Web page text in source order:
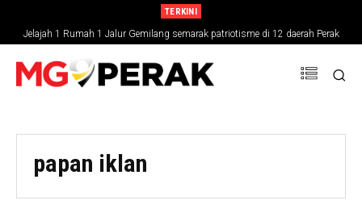
TERKINI
Jelajah 1 Rumah 1 Jalur Gemilang semarak patriotisme di 12 daerah Perak
papan iklan